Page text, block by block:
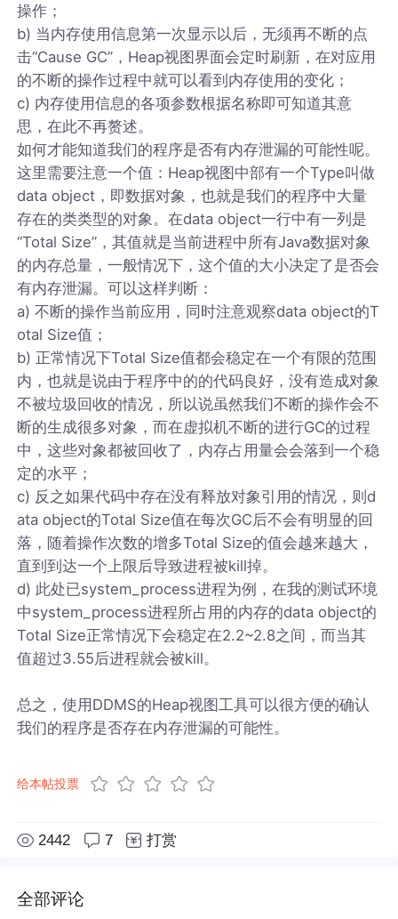
操作；
b) 当内存使用信息第一次显示以后，无须再不断的点
击“Cause GC”，Heap视图界面会定时刷新，在对应用
的不断的操作过程中就可以看到内存使用的变化；
c) 内存使用信息的各项参数根据名称即可知道其意
思，在此不再赘述。
如何才能知道我们的程序是否有内存泄漏的可能性呢。
这里需要注意一个值：Heap视图中部有一个Type叫做
data object，即数据对象，也就是我们的程序中大量
存在的类类型的对象。在data object一行中有一列是
“Total Size”，其值就是当前进程中所有Java数据对象
的内存总量，一般情况下，这个值的大小决定了是否会
有内存泄漏。可以这样判断：
a) 不断的操作当前应用，同时注意观察data object的T
otal Size值；
b) 正常情况下Total Size值都会稳定在一个有限的范围
内，也就是说由于程序中的的代码良好，没有造成对象
不被垃圾回收的情况，所以说虽然我们不断的操作会不
断的生成很多对象，而在虚拟机不断的进行GC的过程
中，这些对象都被回收了，内存占用量会会落到一个稳
定的水平；
c) 反之如果代码中存在没有释放对象引用的情况，则d
ata object的Total Size值在每次GC后不会有明显的回
落，随着操作次数的增多Total Size的值会越来越大，
直到到达一个上限后导致进程被kill掉。
d) 此处已system_process进程为例，在我的测试环境
中system_process进程所占用的内存的data object的
Total Size正常情况下会稳定在2.2~2.8之间，而当其
值超过3.55后进程就会被kill。
总之，使用DDMS的Heap视图工具可以很方便的确认
我们的程序是否存在内存泄漏的可能性。
给本帖投票
2442 7 打赏
全部评论